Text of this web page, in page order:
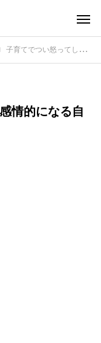
子育てでつい怒ってしまう…感情的になる自分をコントロールするコツ
情的になる自